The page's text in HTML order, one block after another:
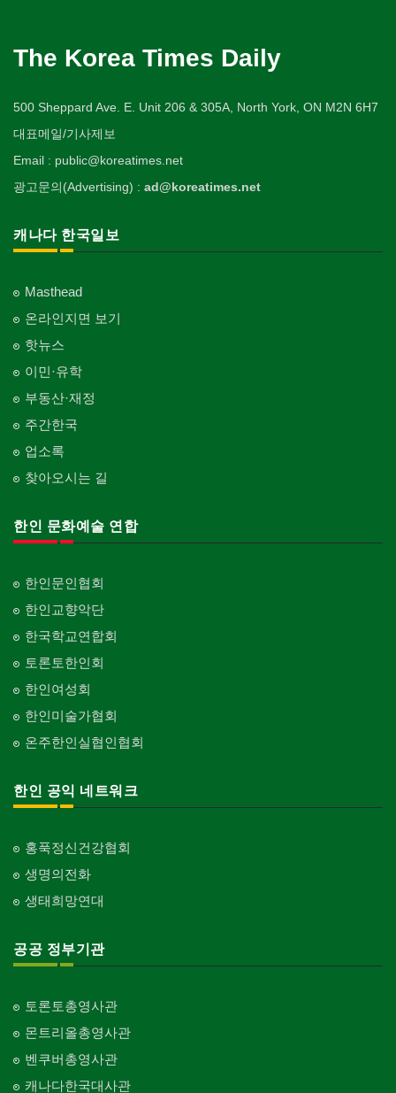
The Korea Times Daily
500 Sheppard Ave. E. Unit 206 & 305A, North York, ON M2N 6H7
대표메일/기사제보
Email : public@koreatimes.net
광고문의(Advertising) : ad@koreatimes.net
캐나다 한국일보
Masthead
온라인지면 보기
핫뉴스
이민·유학
부동산·재정
주간한국
업소록
찾아오시는 길
한인 문화예술 연합
한인문인협회
한인교향악단
한국학교연합회
토론토한인회
한인여성회
한인미술가협회
온주한인실협인협회
한인 공익 네트워크
홍푹정신건강협회
생명의전화
생태희망연대
공공 정부기관
토론토총영사관
몬트리올총영사관
벤쿠버총영사관
캐나다한국대사관